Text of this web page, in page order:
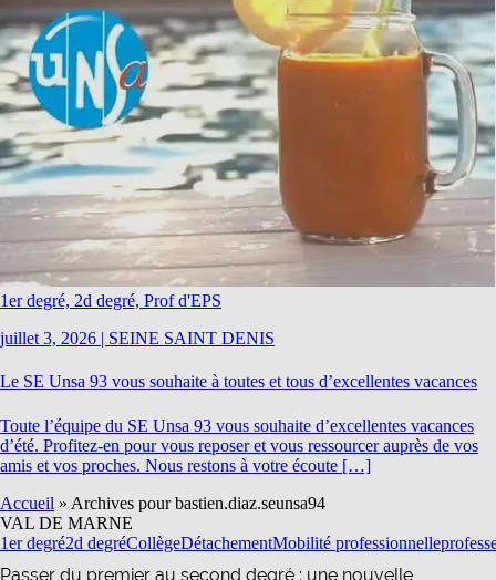
1er degré, 2d degré, Prof d'EPS
juillet 3, 2026 | SEINE SAINT DENIS
Le SE Unsa 93 vous souhaite à toutes et tous d’excellentes vacances
Toute l’équipe du SE Unsa 93 vous souhaite d’excellentes vacances
d’été. Profitez-en pour vous reposer et vous ressourcer auprès de vos
amis et vos proches. Nous restons à votre écoute […]
Accueil » Archives pour bastien.diaz.seunsa94
VAL DE MARNE
1er degré2d degréCollègeDétachementMobilité professionnelle
Passer du premier au second degré : une nouvelle